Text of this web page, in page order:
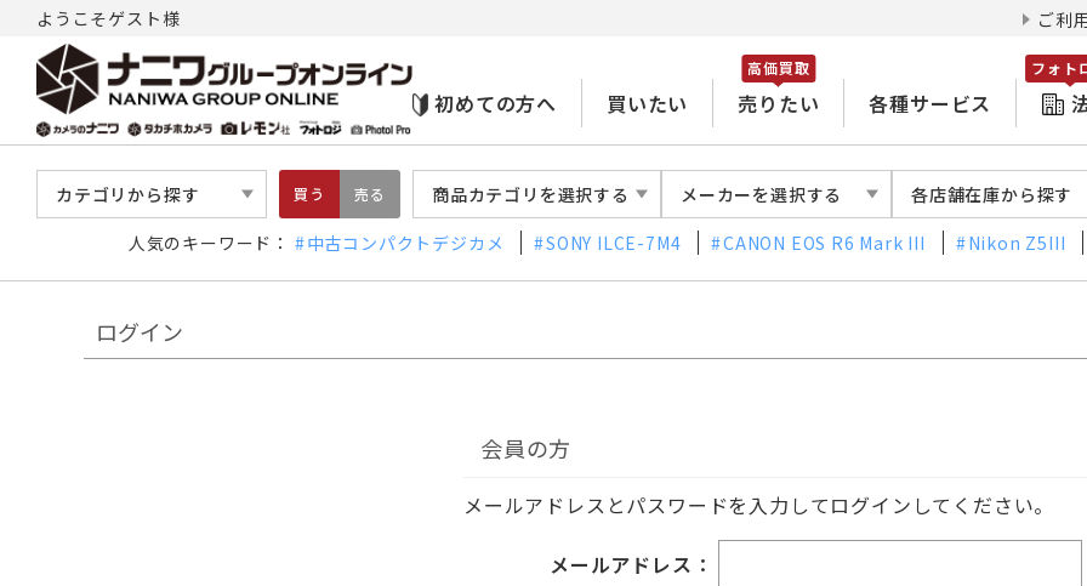
ようこそゲスト様 ご利
初めての方へ 買いたい 売りたい
高価買取
各種サービス
フォト
カテゴリから探す 買う 売る 商品カテゴリを選択する メーカーを選択する 各店舗在庫から探す
人気のキーワード： 中古コンパクトデジカメ SONY ILCE-7M4 CANON EOS R6 Mark III Nikon Z5III
ログイン
会員の方
メールアドレスとパスワードを入力してログインしてください。
メールアドレス：